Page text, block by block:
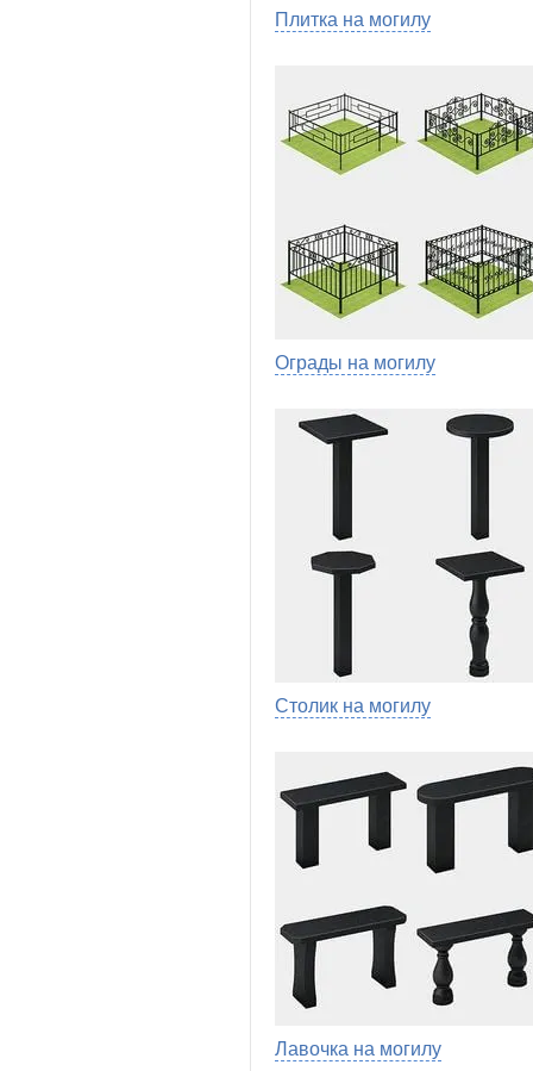
Плитка на могилу
Ограды на могилу
Столик на могилу
Лавочка на могилу